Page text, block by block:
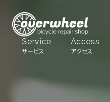
Service
サービス
Access
アクセス